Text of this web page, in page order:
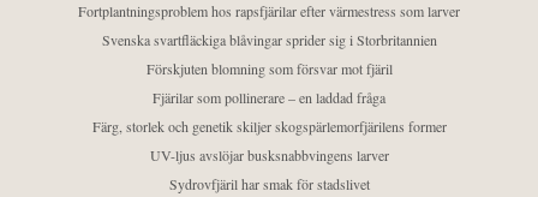
Fortplantningsproblem hos rapsfjärilar efter värmestress som larver
Svenska svartfläckiga blåvingar sprider sig i Storbritannien
Förskjuten blomning som försvar mot fjäril
Fjärilar som pollinerare – en laddad fråga
Färg, storlek och genetik skiljer skogspärlemorfjärilens former
UV-ljus avslöjar busksnabbvingens larver
Sydrovfjäril har smak för stadslivet